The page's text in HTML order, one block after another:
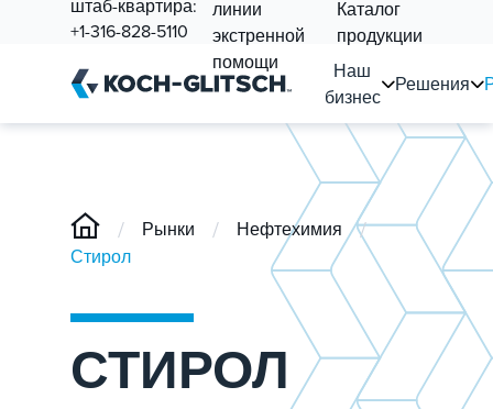
штаб-квартира:
+1-316-828-5110
линии
экстренной
помощи
Каталог
продукции
Наш
бизнес
Решения
/ Рынки / Нефтехимия /
Стирол
СТИРОЛ